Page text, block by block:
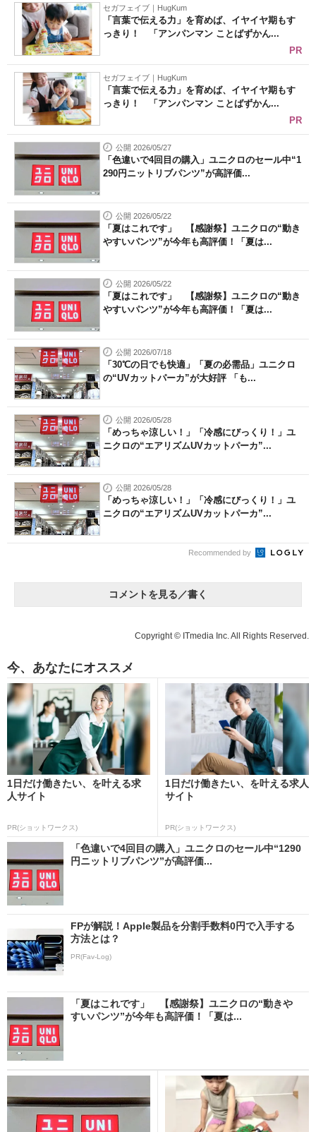
エレクトロニクス専門サイト
電子設計の基本と応用
エネルギーの専門メディア
建設×テクノロジーの最前線
ちょっと気になるネットの話題
セガフェイブ｜HugKum
「言葉で伝える力」を育めば、イヤイヤ期もす
っきり！ 「アンパンマン ことばずかん...
PR
セガフェイブ｜HugKum
「言葉で伝える力」を育めば、イヤイヤ期もす
っきり！ 「アンパンマン ことばずかん...
PR
公開 2026/05/27
「色違いで4回目の購入」ユニクロのセール中“1
290円ニットリブパンツ”が高評価...
公開 2026/05/22
「夏はこれです」 【感謝祭】ユニクロの“動き
やすいパンツ”が今年も高評価！「夏は...
公開 2026/05/22
「夏はこれです」 【感謝祭】ユニクロの“動き
やすいパンツ”が今年も高評価！「夏は...
公開 2026/07/18
「30℃の日でも快適」「夏の必需品」ユニクロ
の“UVカットパーカ”が大好評 「も...
公開 2026/05/28
「めっちゃ涼しい！」「冷感にびっくり！」ユ
ニクロの“エアリズムUVカットパーカ”...
公開 2026/05/28
「めっちゃ涼しい！」「冷感にびっくり！」ユ
ニクロの“エアリズムUVカットパーカ”...
Recommended by
コメントを見る／書く
Copyright © ITmedia Inc. All Rights Reserved.
今、あなたにオススメ
1日だけ働きたい、を叶える求
人サイト
PR(ショットワークス)
1日だけ働きたい、を叶える求人
サイト
PR(ショットワークス)
「色違いで4回目の購入」ユニクロのセール中“1290
円ニットリブパンツ”が高評価...
FPが解説！Apple製品を分割手数料0円で入手する
方法とは？
PR(Fav-Log)
「夏はこれです」 【感謝祭】ユニクロの“動きや
すいパンツ”が今年も高評価！「夏は...